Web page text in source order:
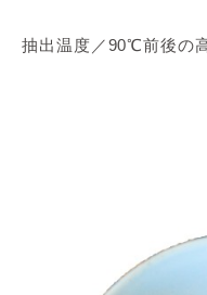
抽出温度／90℃前後の